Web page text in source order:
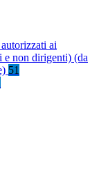
ai
e non dirigenti) (da
51